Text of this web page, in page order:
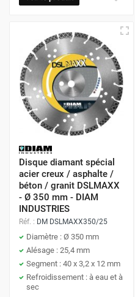
Disque diamant spécial
acier creux / asphalte /
béton / granit DSLMAXX
- Ø 350 mm - DIAM
INDUSTRIES
Réf. : DM DSLMAXX350/25
Diamètre : Ø 350 mm
Alésage : 25,4 mm
Segment : 40 x 3,2 x 12 mm
Refroidissement : à eau et à
sec